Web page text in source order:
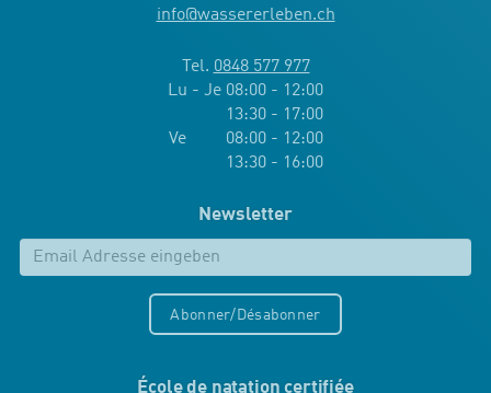
info@wassererleben.ch
Tel. 0848 577 977
Lu - Je 08:00 - 12:00
13:30 - 17:00
Ve 08:00 - 12:00
13:30 - 16:00
Newsletter
Abonner/Désabonner
École de natation certifiée